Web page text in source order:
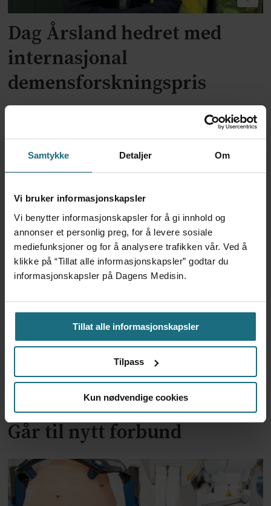
Samtykke Detaljer Om
Vi bruker informasjonskapsler
Vi benytter informasjonskapsler for å gi innhold og
annonser et personlig preg, for å levere sosiale
mediefunksjoner og for å analysere trafikken vår. Ved å
klikke på “Tillat alle informasjonskapsler” godtar du
informasjonskapsler på Dagens Medisin.
Tillat alle informasjonskapsler
Tilpass
Kun nødvendige cookies
Dag Årsland hedret med
internasjonal
demensforskningspris
Boots Apotek blir partner i
Health2B
Går til nytt forbund